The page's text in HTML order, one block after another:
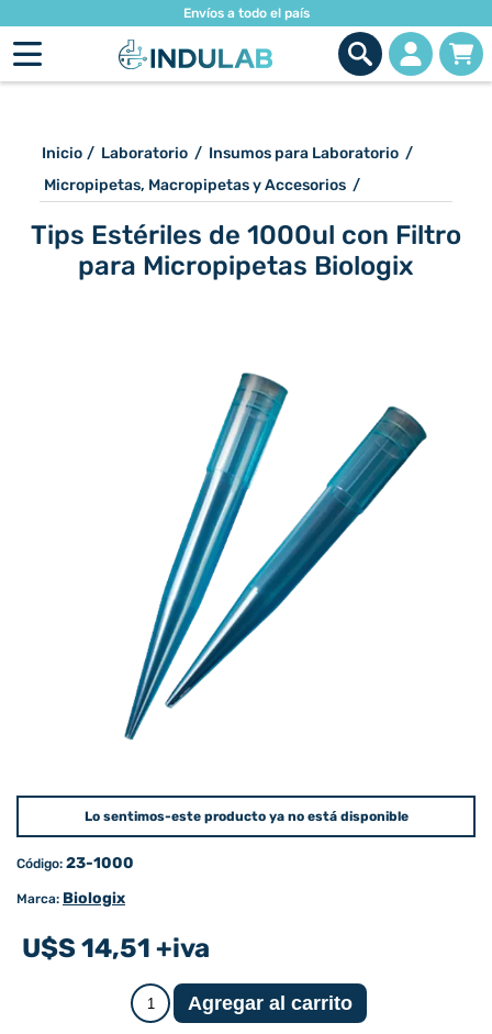
Envíos a todo el país
Inicio / Laboratorio / Insumos para Laboratorio /
Micropipetas, Macropipetas y Accesorios /
Tips Estériles de 1000ul con Filtro
para Micropipetas Biologix
Lo sentimos-este producto ya no está disponible
Código: 23-1000
Marca: Biologix
U$S 14,51 +iva